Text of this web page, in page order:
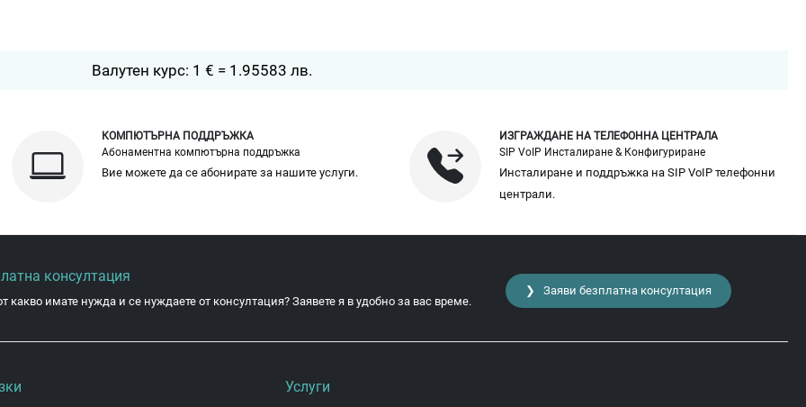
Валутен курс: 1 € = 1.95583 лв.
КОМПЮТЪРНА ПОДДРЪЖКА
Абонаментна компютърна поддръжка
Вие можете да се абонирате за нашите услуги.
ИЗГРАЖДАНЕ НА ТЕЛЕФОННА ЦЕНТРАЛА
SIP VoIP Инсталиране & Конфигуриране
Инсталиране и поддръжка на SIP VoIP телефонни
централи.
консултация
какво имате нужда и се нуждаете от консултация? Заявете я в удобно за вас време.
❯ Заяви безплатна консултация
Услуги